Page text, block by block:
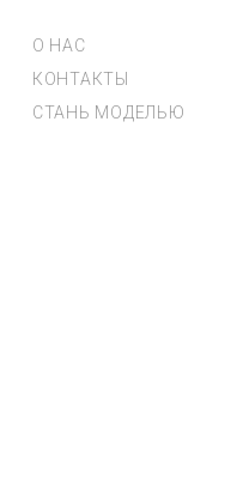
О НАС
КОНТАКТЫ
СТАНЬ МОДЕЛЬЮ